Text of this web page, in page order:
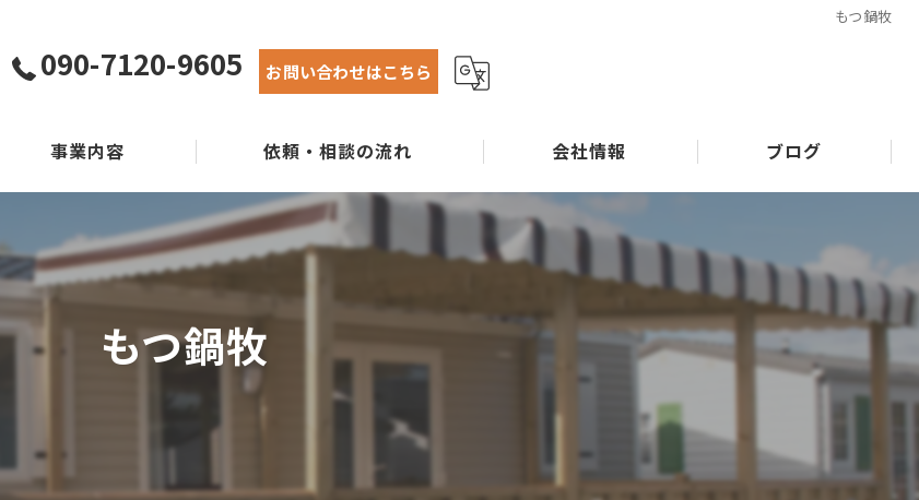
もつ鍋牧
090-7120-9605 お問い合わせはこちら
事業内容
よくある質問
依頼・相談の流れ 会社情報 ブログ
もつ鍋牧